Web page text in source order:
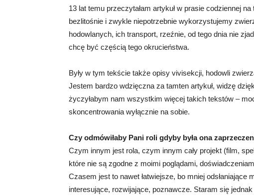
13 lat temu przeczytałam artykuł w prasie codziennej
bezlitośnie i zwykle niepotrzebnie wykorzystujemy
hodowlanych, ich transport, rzeźnie, od tego dnia nie
chcę być częścią tego okrucieństwa.
Były w tym tekście także opisy vivisekcji, hodowli
Jestem bardzo wdzięczna za tamten artykuł, widzę
życzyłabym nam wszystkim więcej takich tekstów –
skoncentrowania wyłącznie na sobie.
Czy odmówiłaby Pani roli gdyby była ona
Czym innym jest rola, czym innym cały projekt (film,
które nie są zgodne z moimi poglądami,
Czasem jest to nawet łatwiejsze, bo mniej
interesujące, rozwijające, poznawcze. Staram się